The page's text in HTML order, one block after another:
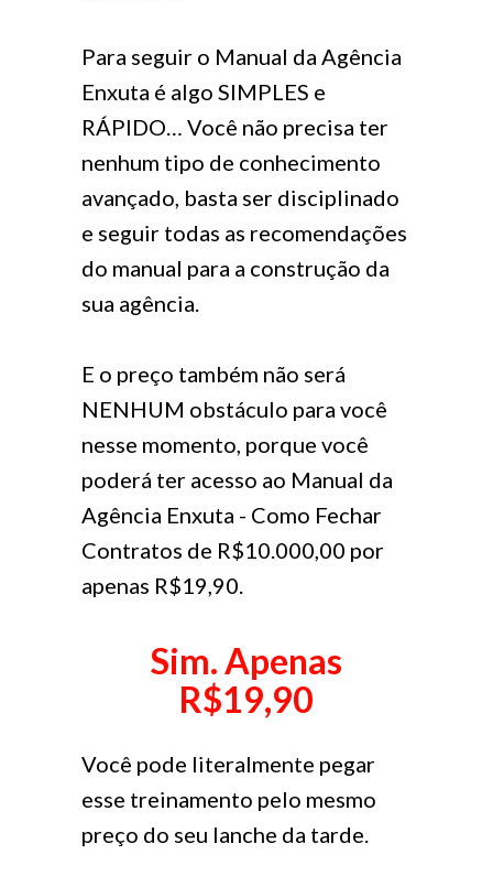
Para seguir o Manual da Agência
Enxuta é algo SIMPLES e
RÁPIDO… Você não precisa ter
nenhum tipo de conhecimento
avançado, basta ser disciplinado
e seguir todas as recomendações
do manual para a construção da
sua agência.
E o preço também não será
NENHUM obstáculo para você
nesse momento, porque você
poderá ter acesso ao Manual da
Agência Enxuta - Como Fechar
Contratos de R$10.000,00 por
apenas R$19,90.
Sim. Apenas
R$19,90
Você pode literalmente pegar
esse treinamento pelo mesmo
preço do seu lanche da tarde.